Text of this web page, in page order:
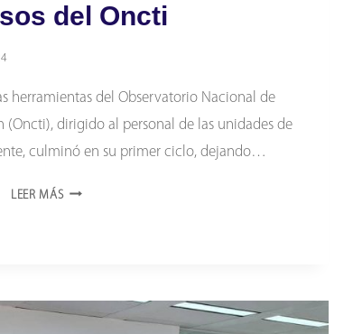
del Oncti
herramientas del Observatorio Nacional de
(Oncti), dirigido al personal de las unidades de
culminó en su primer ciclo, dejando…
LEER MÁSCULMINA
PROCESOS